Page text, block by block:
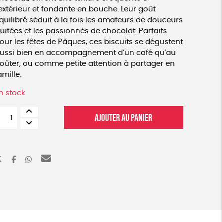
et fondante en bouche. Leur goût
séduit à la fois les amateurs de douceurs
et les passionnés de chocolat. Parfaits
les fêtes de Pâques, ces biscuits se dégustent
bien en accompagnement d’un café qu’au
ou comme petite attention à partager en
stock
AJOUTER AU PANIER